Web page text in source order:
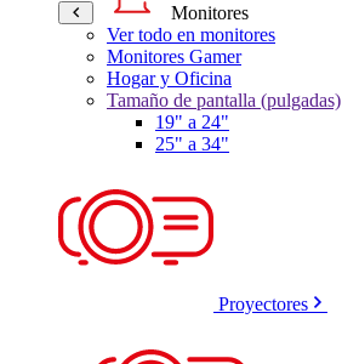
Monitores
Ver todo en monitores
Monitores Gamer
Hogar y Oficina
Tamaño de pantalla (pulgadas)
19" a 24"
25" a 34"
Proyectores